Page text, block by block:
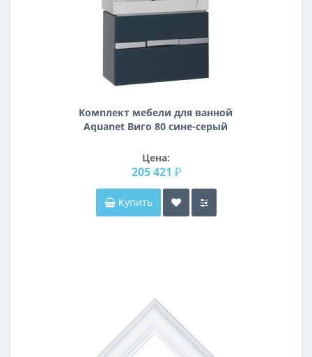
Комплект мебели для ванной
Aquanet Виго 80 сине-серый
Цена:
205 421 ₽
Купить